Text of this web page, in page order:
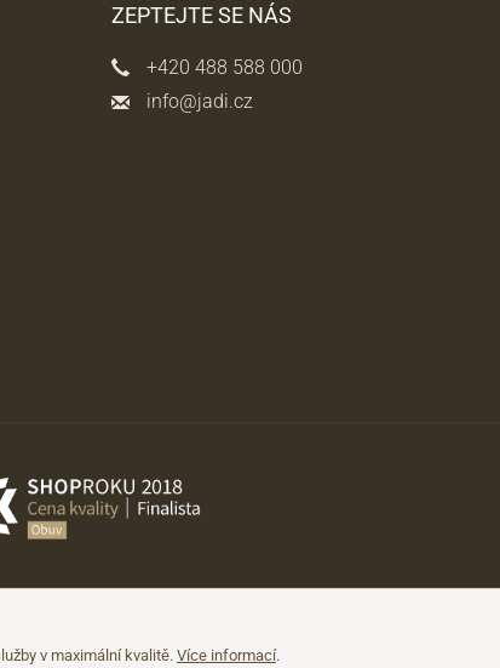
ZEPTEJTE SE NÁS
+420 488 588 000
info@jadi.cz
v maximální kvalitě. Více informací.